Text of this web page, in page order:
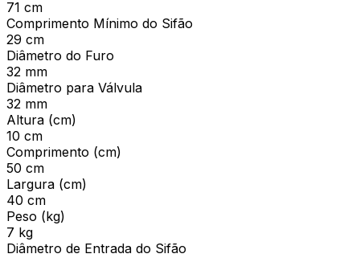
71 cm
Comprimento Mínimo do Sifão
29 cm
Diâmetro do Furo
32 mm
Diâmetro para Válvula
32 mm
Altura (cm)
10 cm
Comprimento (cm)
50 cm
Largura (cm)
40 cm
Peso (kg)
7 kg
Diâmetro de Entrada do Sifão